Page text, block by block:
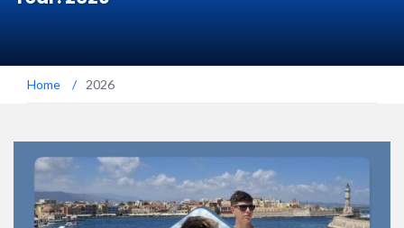
Home / 2026